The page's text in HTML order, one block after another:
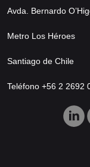
Avda. Bernardo
Metro Los Héroes
Santiago de Chile
Teléfono +56 2 2692